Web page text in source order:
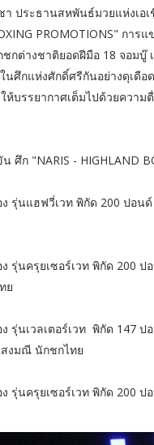
ประธานสหพันธ์มวยแห่งเอ
PROMOTIONS" กา
กต่างชาติยอดฝีมือ 18 จอมบู๊
นศึกแห่งศักดิ์ศรีกันอย่างดุเดื
ห้บรรยากาศเต็มไปด้วยควา
ศึก "NARIS - HIGHLAND
ง รุ่นแฮฟวี่เวท พิกัด 200 ปอ
ง รุ่นครุยเซอร์เวท พิกัด 200
ย
รุ่นเวลเตอร์เวท พิกัด 147
งมณี นักชกไทย
ง รุ่นครุยเซอร์เวท พิกัด 200